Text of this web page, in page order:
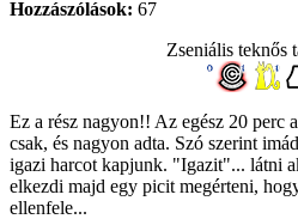
Hozzászólások: 67
Zseniális teknős
Ez a rész nagyon!! Az egész 20 perc
csak, és nagyon adta. Szó szerint
igazi harcot kapjunk. "Igazit"... látni
elkezdi majd egy picit megérteni,
ellenfele...